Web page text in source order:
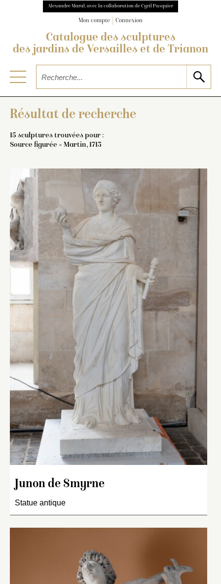
Alexandre Maral, avec la collaboration de Cyril Pasquier
Mon compte Connexion
Catalogue des sculptures
des jardins de Versailles et de Trianon
Résultat de recherche
15 sculptures trouvées pour :
Source figurée = Martin, 1713
Junon de Smyrne
Statue antique